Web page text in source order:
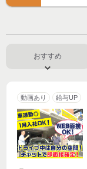
おすすめ
動画あり 給与UP